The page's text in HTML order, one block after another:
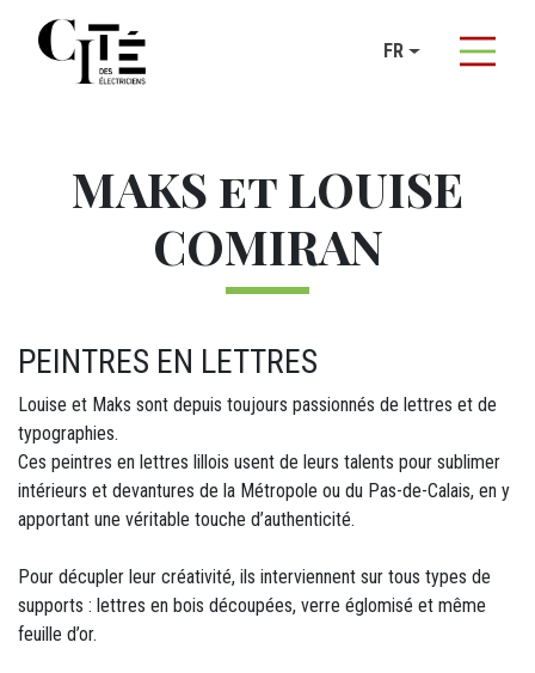
FR
MAKS et LOUISE
COMIRAN
M12 - Texte (1)
PEINTRES EN LETTRES
Louise et Maks sont depuis toujours passionnés de lettres et de
typographies.
Ces peintres en lettres lillois usent de leurs talents pour sublimer
intérieurs et devantures de la Métropole ou du Pas-de-Calais, en y
apportant une véritable touche d’authenticité.
Pour décupler leur créativité, ils interviennent sur tous types de
supports : lettres en bois découpées, verre églomisé et même
feuille d’or.
Panneau de gestion des cookies